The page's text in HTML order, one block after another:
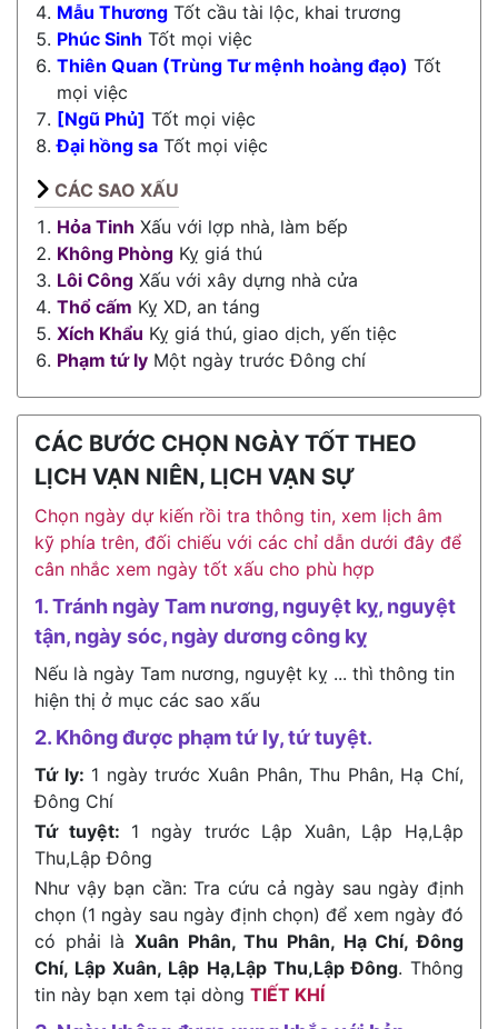
Mẫu Thương Tốt cầu tài lộc, khai trương
Phúc Sinh Tốt mọi việc
Thiên Quan (Trùng Tư mệnh hoàng đạo) Tốt
mọi việc
[Ngũ Phủ] Tốt mọi việc
Đại hồng sa Tốt mọi việc
CÁC SAO XẤU
Hỏa Tinh Xấu với lợp nhà, làm bếp
Không Phòng Kỵ giá thú
Lôi Công Xấu với xây dựng nhà cửa
Thổ cấm Kỵ XD, an táng
Xích Khẩu Kỵ giá thú, giao dịch, yến tiệc
Phạm tứ ly Một ngày trước Đông chí
CÁC BƯỚC CHỌN NGÀY TỐT THEO
LỊCH VẠN NIÊN, LỊCH VẠN SỰ
Chọn ngày dự kiến rồi tra thông tin, xem lịch âm
kỹ phía trên, đối chiếu với các chỉ dẫn dưới đây để
cân nhắc xem ngày tốt xấu cho phù hợp
1. Tránh ngày Tam nương, nguyệt kỵ, nguyệt
tận, ngày sóc, ngày dương công kỵ
Nếu là ngày Tam nương, nguyệt kỵ ... thì thông tin
hiện thị ở mục các sao xấu
2. Không được phạm tứ ly, tứ tuyệt.
Tứ ly: 1 ngày trước Xuân Phân, Thu Phân, Hạ Chí,
Đông Chí
Tứ tuyệt: 1 ngày trước Lập Xuân, Lập Hạ,Lập
Thu,Lập Đông
Như vậy bạn cần: Tra cứu cả ngày sau ngày định
chọn (1 ngày sau ngày định chọn) để xem ngày đó
có phải là Xuân Phân, Thu Phân, Hạ Chí, Đông
Chí, Lập Xuân, Lập Hạ,Lập Thu,Lập Đông. Thông
tin này bạn xem tại dòng TIẾT KHÍ